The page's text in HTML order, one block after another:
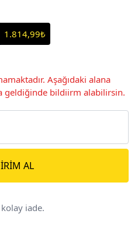
1.814,99₺
Aşağıdaki alana
geldiğinde bildiirm alabilirsin.
AL
iade.